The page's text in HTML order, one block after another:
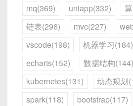
mq(369) uniapp(332)
链表(296)
mvc(227)
vscode(198)
机器学习(184)
echarts(152)
数据结构(144)
kubernetes(131)
动态规划
spark(118)
bootstrap(117)